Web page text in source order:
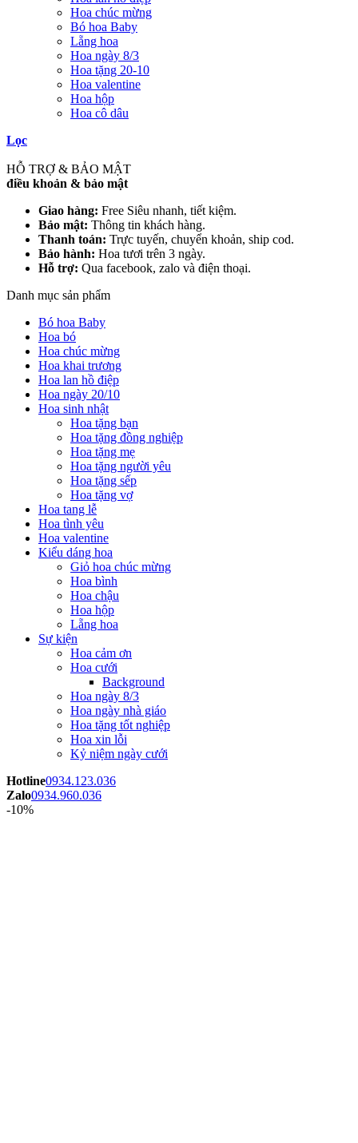
Hoa chúc mừng
Bó hoa Baby
Lẵng hoa
Hoa ngày 8/3
Hoa tặng 20-10
Hoa valentine
Hoa hộp
Hoa cô dâu
Lọc
HỖ TRỢ & BẢO MẬT
điều khoản & bảo mật
Giao hàng: Free Siêu nhanh, tiết kiệm.
Bảo mật: Thông tin khách hàng.
Thanh toán: Trực tuyến, chuyển khoản, ship cod.
Bảo hành: Hoa tươi trên 3 ngày.
Hỗ trợ: Qua facebook, zalo và điện thoại.
Danh mục sản phẩm
Bó hoa Baby
Hoa bó
Hoa chúc mừng
Hoa khai trương
Hoa lan hồ điệp
Hoa ngày 20/10
Hoa sinh nhật
Hoa tặng bạn
Hoa tặng đồng nghiệp
Hoa tặng mẹ
Hoa tặng người yêu
Hoa tặng sếp
Hoa tặng vợ
Hoa tang lễ
Hoa tình yêu
Hoa valentine
Kiểu dáng hoa
Giỏ hoa chúc mừng
Hoa bình
Hoa chậu
Hoa hộp
Lẵng hoa
Sự kiện
Hoa cảm ơn
Hoa cưới
Background
Hoa ngày 8/3
Hoa ngày nhà giáo
Hoa tặng tốt nghiệp
Hoa xin lỗi
Kỷ niệm ngày cưới
Hotline0934.123.036
Zalo0934.960.036
-10%